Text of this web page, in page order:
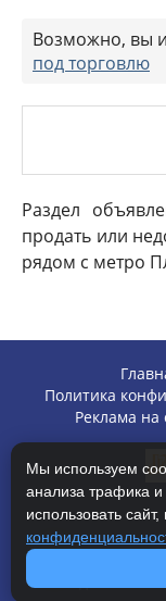
Возможно, вы
под торговлю
Раздел
продать или
рядом с метро
Политика
Реклама на
Copyright ©
Мы используем
анализа трафика
использовать